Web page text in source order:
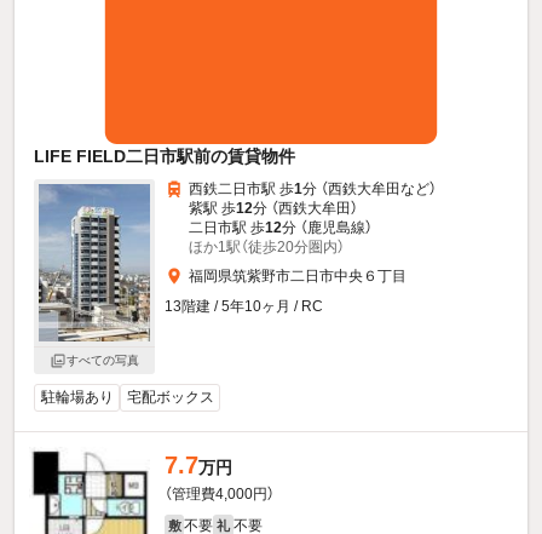
LIFE FIELD二日市駅前の賃貸物件
すべての写真
西鉄二日市駅 歩1分 （西鉄大牟田など）
紫駅 歩12分 （西鉄大牟田）
二日市駅 歩12分 （鹿児島線）
ほか1駅（徒歩20分圏内）
福岡県筑紫野市二日市中央６丁目
13階建 / 5年10ヶ月 / RC
駐輪場あり 宅配ボックス
7.7万円
（管理費4,000円）
敷 不要 礼 不要